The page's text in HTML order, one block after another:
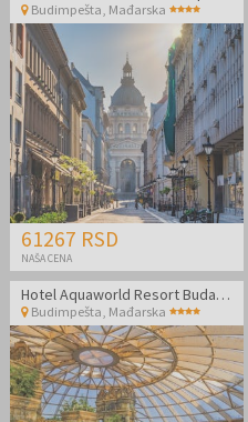
Budimpešta Mađarska
61267 RSD
NAŠA CENA
Hotel Aquaworld Resort Budapest
Budimpešta Mađarska